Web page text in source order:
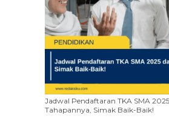
Jadwal Pendaftaran TKA SMA
Tahapannya, Simak Baik-Baik!